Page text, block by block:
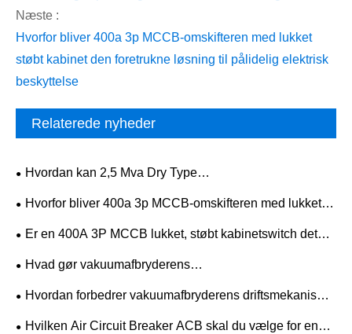
Næste :
Hvorfor bliver 400a 3p MCCB-omskifteren med lukket
støbt kabinet den foretrukne løsning til pålidelig elektrisk
beskyttelse
Relaterede nyheder
Hvordan kan 2,5 Mva Dry Type
distributionstransformere forbedre
Hvorfor bliver 400a 3p MCCB-omskifteren med lukket
støbt kabinet den foretrukne løsning til pålidelig elektrisk
Er en 400A 3P MCCB lukket, støbt kabinetswitch det
bedste valg til pålidelig industriel strømfordeling
Hvad gør vakuumafbryderens
fjederladningsdriftsmekanisme essentiel for moderne
Hvordan forbedrer vakuumafbryderens driftsmekanisme
mellemspændingskoblingspålidelighed?
Hvilken Air Circuit Breaker ACB skal du vælge for en